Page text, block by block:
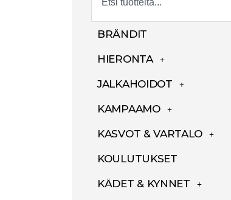
BRÄNDIT
HIERONTA
JALKAHOIDOT
KAMPAAMO
KASVOT & VARTALO
KOULUTUKSET
KÄDET & KYNNET